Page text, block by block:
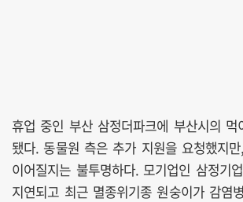
휴업 중인 부산 삼정더파크에 부산시의
됐다. 동물원 측은 추가 지원을 요청했지
이어질지는 불투명하다. 모기업인 삼정기
지연되고 최근 멸종위기종 원숭이가 감염